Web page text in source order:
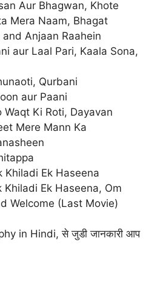
Aur Bhagwan, Khote
Mera Naam, Bhagat
Anjaan Raahein
aur Laal Pari, Kaala Sona,
Qurbani
aur Paani
Waqt Ki Roti, Dayavan
Mere Mann Ka
Khiladi Ek Haseena
Khiladi Ek Haseena, Om
Welcome (Last Movie)
in Hindi, से जुडी जानकारी आप